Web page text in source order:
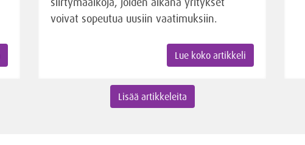
voivat sopeutua uusiin vaatimuksiin.
Lue koko artikkeli
Lisää artikkeleita